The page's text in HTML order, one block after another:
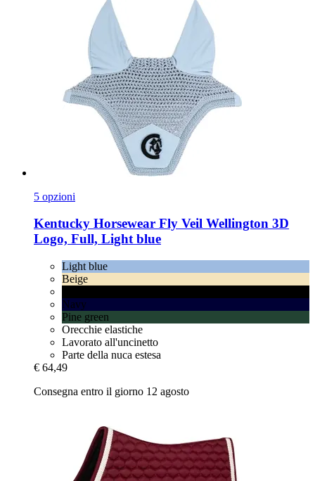
5 opzioni
Kentucky Horsewear Fly Veil Wellington 3D
Logo, Full, Light blue
Light blue
Beige
Navy
Pine green
Orecchie elastiche
Lavorato all'uncinetto
Parte della nuca estesa
€ 64,49
Consegna entro il giorno 12 agosto